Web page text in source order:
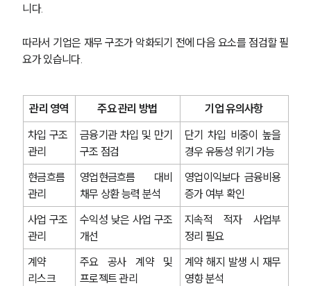
그룹소개
대륜의 강점
오시는 길
글로벌 파트너 로펌
통합검색
AI대륜
니다.
따라서 기업은 재무 구조가 악화되기 전에 다음 요소를 점검할 필
요가 있습니다.
관리 영역 주요 관리 방법
기업 유의사항
차입 구조
관리
금융기관 차입 및 만기
구조 점검
단기 차입 비중이 높을
경우 유동성 위기 가능
현금흐름
관리
영업현금흐름 대비
채무 상환 능력 분석
영업이익보다 금융비용
증가 여부 확인
사업 구조
관리
수익성 낮은 사업 구조
개선
지속적 적자 사업부
정리 필요
계약
리스크
주요 공사 계약 및
프로젝트 관리
계약 해지 발생 시 재무
영향 분석